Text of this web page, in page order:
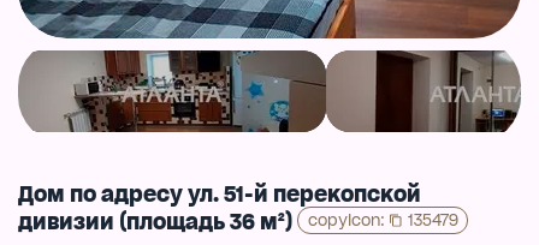
Дом по адресу ул. 51-й перекопской
дивизии (площадь 36 м²)
copyIcon: 135479